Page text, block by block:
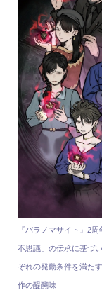
『パラノマサイト』2
不思議」の伝承に基づ
ぞれの発動条件を満た
作の醍醐味